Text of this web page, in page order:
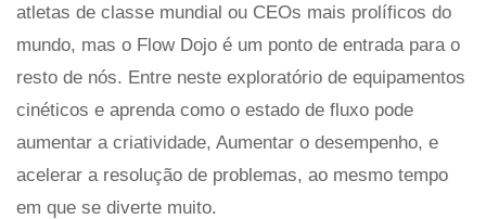
atletas de classe mundial ou CEOs mais prolíficos do
mundo, mas o Flow Dojo é um ponto de entrada para o
resto de nós. Entre neste exploratório de equipamentos
cinéticos e aprenda como o estado de fluxo pode
aumentar a criatividade, Aumentar o desempenho, e
acelerar a resolução de problemas, ao mesmo tempo
em que se diverte muito.